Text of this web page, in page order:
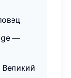
—
Великий